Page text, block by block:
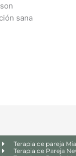
sana
Terapia de pareja
Terapia de Pareja